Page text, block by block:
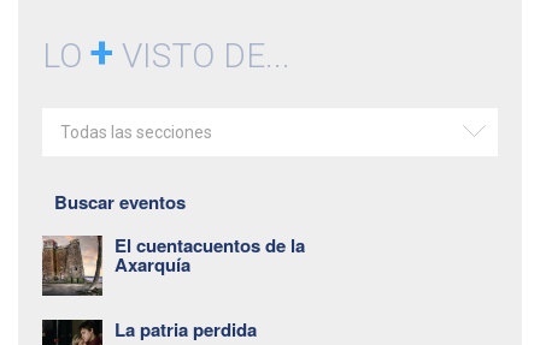
LO + VISTO DE...
Todas las secciones
Buscar eventos
El cuentacuentos de la
Axarquía
La patria perdida